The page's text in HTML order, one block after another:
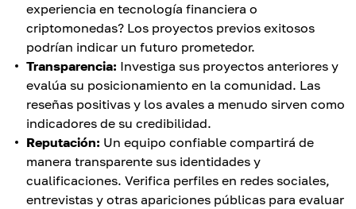
experiencia en tecnología financiera o
criptomonedas? Los proyectos previos exitosos
podrían indicar un futuro prometedor.
Transparencia: Investiga sus proyectos anteriores y
evalúa su posicionamiento en la comunidad. Las
reseñas positivas y los avales a menudo sirven como
indicadores de su credibilidad.
Reputación: Un equipo confiable compartirá de
manera transparente sus identidades y
cualificaciones. Verifica perfiles en redes sociales,
entrevistas y otras apariciones públicas para evaluar